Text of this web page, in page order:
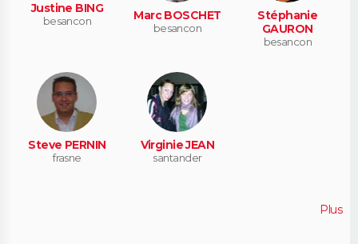
Justine BING
besancon Marc BOSCHET
besancon
Stéphanie
GAURON
besancon
Steve PERNIN
frasne
Virginie JEAN
santander
Plus